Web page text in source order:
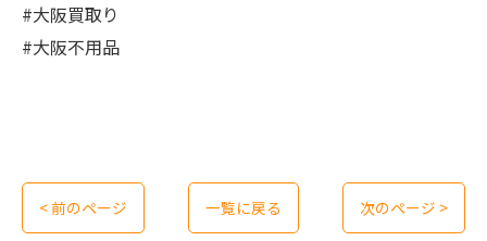
#大阪買取り
#大阪不用品
< 前のページ 一覧に戻る 次のページ >